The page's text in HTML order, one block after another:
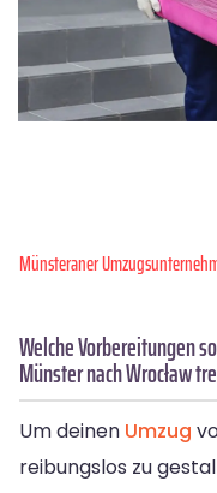
Münsteraner
Welche Vorbereitungen
Münster nach Wrocław
Um deinen Umzug
reibungslos zu